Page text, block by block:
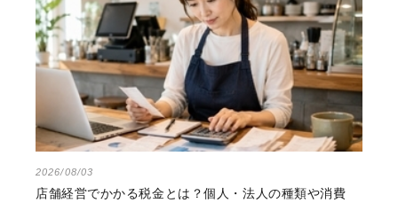
2026/08/03
店舗経営でかかる税金とは？個人・法人の種類や消費